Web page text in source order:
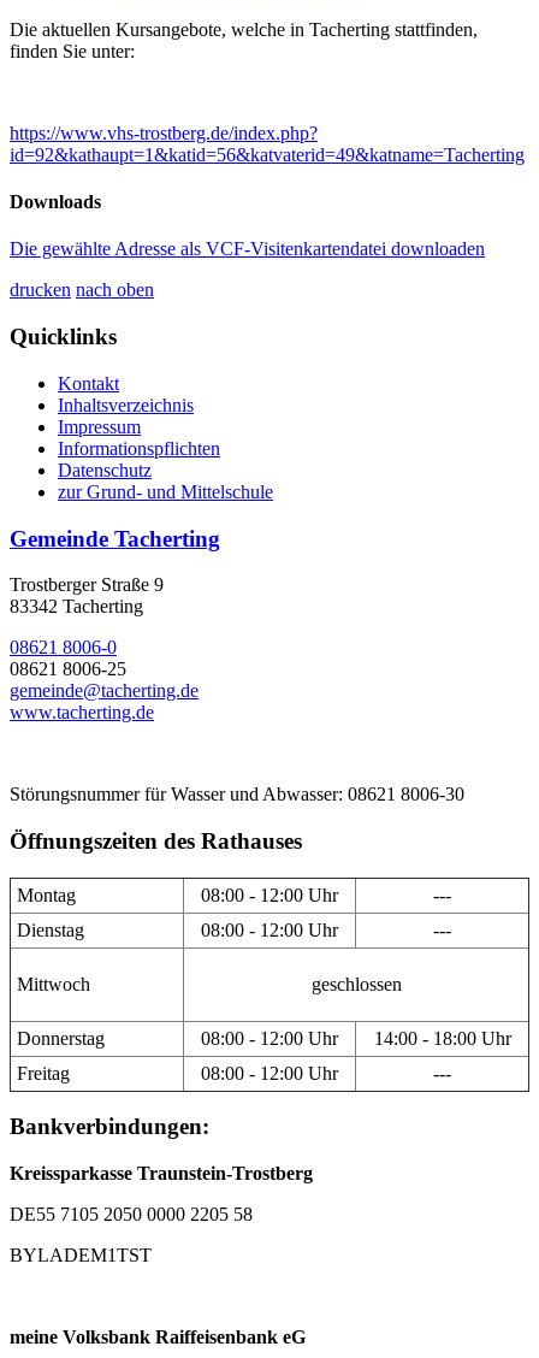
Die aktuellen Kursangebote, welche in Tacherting stattfinden,
finden Sie unter:
https://www.vhs-trostberg.de/index.php?
id=92&kathaupt=1&katid=56&katvaterid=49&katname=Tacherting
Downloads
Die gewählte Adresse als VCF-Visitenkartendatei downloaden
drucken nach oben
Quicklinks
Kontakt
Inhaltsverzeichnis
Impressum
Informationspflichten
Datenschutz
zur Grund- und Mittelschule
Gemeinde Tacherting
Trostberger Straße 9
83342 Tacherting
08621 8006-0
08621 8006-25
gemeinde@tacherting.de
www.tacherting.de
Störungsnummer für Wasser und Abwasser: 08621 8006-30
Öffnungszeiten des Rathauses
Montag 08:00 - 12:00 Uhr
---
Dienstag
08:00 - 12:00 Uhr ---
Mittwoch geschlossen
Donnerstag 08:00 - 12:00 Uhr
14:00 - 18:00 Uhr
Freitag
08:00 - 12:00 Uhr ---
Bankverbindungen:
Kreissparkasse Traunstein-Trostberg
DE55 7105 2050 0000 2205 58
BYLADEM1TST
meine Volksbank Raiffeisenbank eG